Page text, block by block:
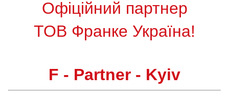
Офіційний партнер
ТОВ Франке Україна!
F - Partner - Kyiv